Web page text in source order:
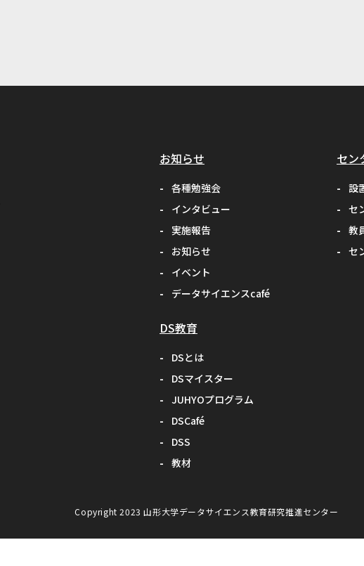
お知らせ
各種勉強会
インタビュー
実施報告
お知らせ
イベント
データサイエンスcafé
DS教育
DSとは
DSマイスター
JUHYOプログラム
DSCafé
DSS
教材
セン
設
セ
教
セ
Copyright 2023山形大学データサイエンス教育研究推進センター